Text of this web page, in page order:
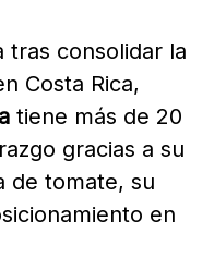
tras consolidar la
Costa Rica,
tiene más de 20
gracias a su
de tomate, su
en